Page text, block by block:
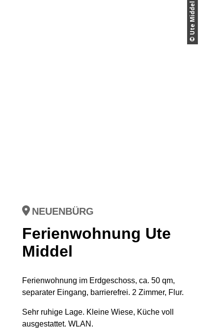
© Ute Middel
NEUENBÜRG
Ferienwohnung Ute
Middel
Ferienwohnung im Erdgeschoss, ca. 50 qm,
separater Eingang, barrierefrei. 2 Zimmer, Flur.
Sehr ruhige Lage. Kleine Wiese, Küche voll
ausgestattet. WLAN.